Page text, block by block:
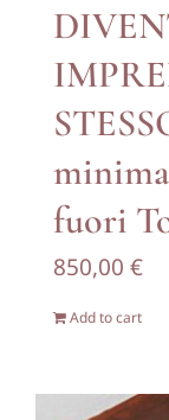
fuori
850,00 €
Add to cart